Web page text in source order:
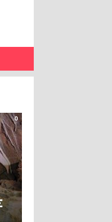
0